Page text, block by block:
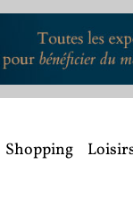
Shopping